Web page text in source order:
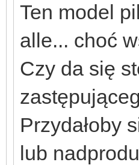
Ten model
alle... choć
Czy da się
Przydałoby
lub